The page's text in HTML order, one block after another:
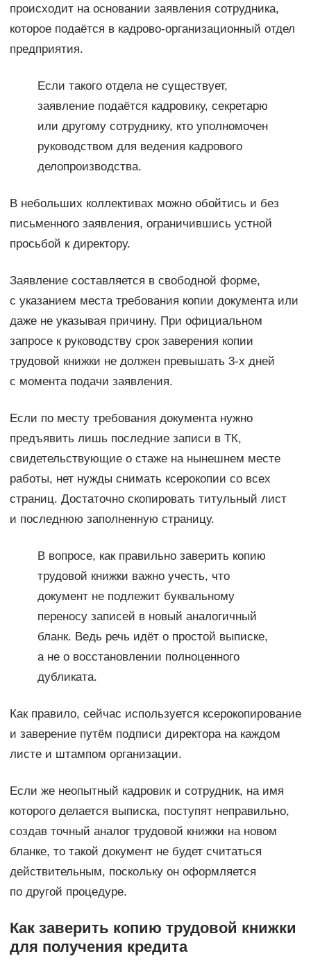
происходит на основании заявления сотрудника,
которое подаётся в кадрово-организационный отдел
предприятия.
Если такого отдела не существует,
заявление подаётся кадровику, секретарю
или другому сотруднику, кто уполномочен
руководством для ведения кадрового
делопроизводства.
В небольших коллективах можно обойтись и без
письменного заявления, ограничившись устной
просьбой к директору.
Заявление составляется в свободной форме,
с указанием места требования копии документа или
даже не указывая причину. При официальном
запросе к руководству срок заверения копии
трудовой книжки не должен превышать 3-х дней
с момента подачи заявления.
Если по месту требования документа нужно
предъявить лишь последние записи в ТК,
свидетельствующие о стаже на нынешнем месте
работы, нет нужды снимать ксерокопии со всех
страниц. Достаточно скопировать титульный лист
и последнюю заполненную страницу.
В вопросе, как правильно заверить копию
трудовой книжки важно учесть, что
документ не подлежит буквальному
переносу записей в новый аналогичный
бланк. Ведь речь идёт о простой выписке,
а не о восстановлении полноценного
дубликата.
Как правило, сейчас используется ксерокопирование
и заверение путём подписи директора на каждом
листе и штампом организации.
Если же неопытный кадровик и сотрудник, на имя
которого делается выписка, поступят неправильно,
создав точный аналог трудовой книжки на новом
бланке, то такой документ не будет считаться
действительным, поскольку он оформляется
по другой процедуре.
Как заверить копию трудовой книжки
для получения кредита